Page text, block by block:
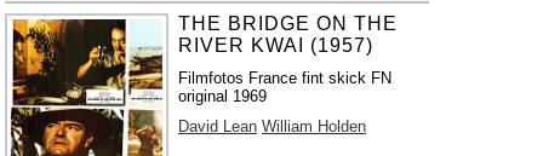
THE BRIDGE ON THE
RIVER KWAI (1957)
Filmfotos France fint skick FN
original 1969
David Lean William Holden